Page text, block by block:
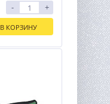
- +
В КОРЗИНУ